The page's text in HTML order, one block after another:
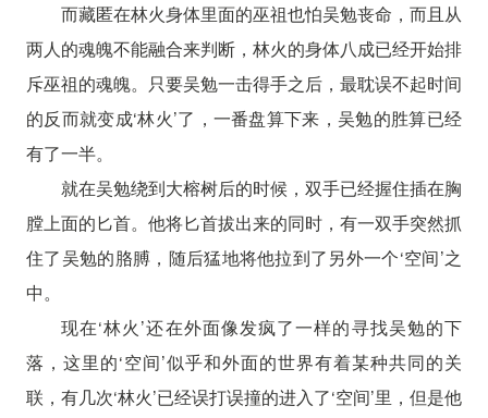
而藏匿在林火身体里面的巫祖也怕吴勉丧命，而且从
两人的魂魄不能融合来判断，林火的身体八成已经开始排
斥巫祖的魂魄。只要吴勉一击得手之后，最耽误不起时间
的反而就变成‘林火’了，一番盘算下来，吴勉的胜算已经
有了一半。
就在吴勉绕到大榕树后的时候，双手已经握住插在胸
膛上面的匕首。他将匕首拔出来的同时，有一双手突然抓
住了吴勉的胳膊，随后猛地将他拉到了另外一个‘空间’之
中。
现在‘林火’还在外面像发疯了一样的寻找吴勉的下
落，这里的‘空间’似乎和外面的世界有着某种共同的关
联，有几次‘林火’已经误打误撞的进入了‘空间’里，但是他